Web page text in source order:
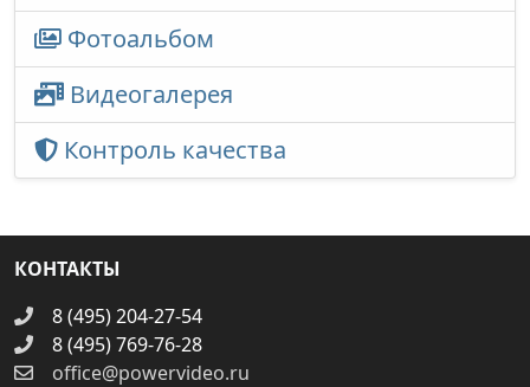
Фотоальбом
Видеогалерея
Контроль качества
КОНТАКТЫ
8 (495) 204-27-54
8 (495) 769-76-28
office@powervideo.ru